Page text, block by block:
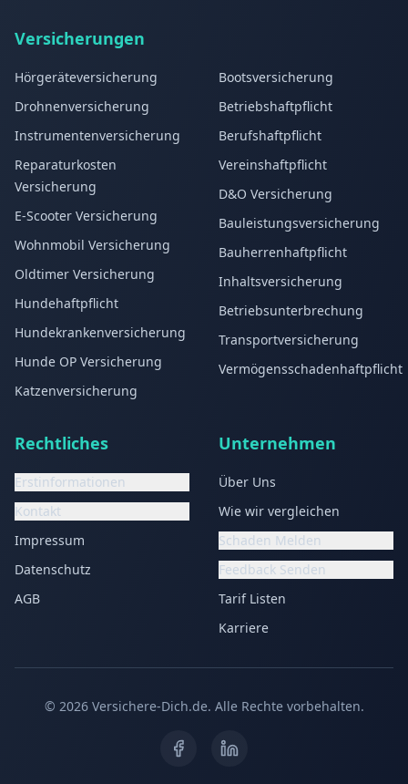
Versicherungen
Hörgeräteversicherung
Drohnenversicherung
Instrumentenversicherung
Reparaturkosten
Versicherung
E-Scooter Versicherung
Wohnmobil Versicherung
Oldtimer Versicherung
Hundehaftpflicht
Hundekrankenversicherung
Hunde OP Versicherung
Katzenversicherung
Bootsversicherung
Betriebshaftpflicht
Berufshaftpflicht
Vereinshaftpflicht
D&O Versicherung
Bauleistungsversicherung
Bauherrenhaftpflicht
Inhaltsversicherung
Betriebsunterbrechung
Transportversicherung
Vermögensschadenhaftpflicht
Rechtliches
Erstinformationen
Kontakt
Impressum
Datenschutz
AGB
Unternehmen
Über Uns
Wie wir vergleichen
Schaden Melden
Feedback Senden
Tarif Listen
Karriere
© 2026Versichere-Dich.de. Alle Rechte vorbehalten.